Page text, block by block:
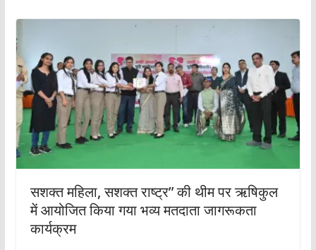
सशक्त महिला, सशक्त राष्ट्र” की थीम पर ऋषिकुल
में आयोजित किया गया भव्य मतदाता जागरूकता
कार्यक्रम